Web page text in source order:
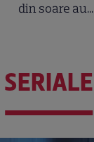
din soare au...
SERIALE